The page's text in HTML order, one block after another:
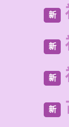
新
新
新
新